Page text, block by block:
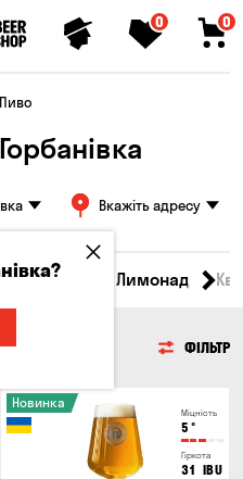
0 0
Пиво
Вкажіть адресу
Вино Лимонад
ФІЛЬТР
Міцність
5 °
Гіркота
31 IBU
Новинка